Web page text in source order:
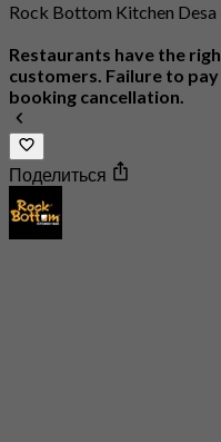
Rock Bottom Kitchen
Restaurants have the
customers. Failure to
booking cancellation.
Поделиться